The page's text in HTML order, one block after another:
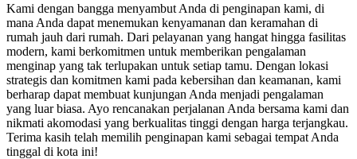
Kami dengan bangga menyambut Anda di penginapan kami, di
mana Anda dapat menemukan kenyamanan dan keramahan di
rumah jauh dari rumah. Dari pelayanan yang hangat hingga fasilitas
modern, kami berkomitmen untuk memberikan pengalaman
menginap yang tak terlupakan untuk setiap tamu. Dengan lokasi
strategis dan komitmen kami pada kebersihan dan keamanan, kami
berharap dapat membuat kunjungan Anda menjadi pengalaman
yang luar biasa. Ayo rencanakan perjalanan Anda bersama kami dan
nikmati akomodasi yang berkualitas tinggi dengan harga terjangkau.
Terima kasih telah memilih penginapan kami sebagai tempat Anda
tinggal di kota ini!